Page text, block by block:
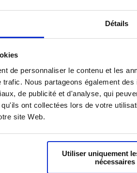
Détails
de personnaliser le contenu et les
Nous partageons également
de publicité et d'analyse, qui
ont collectées lors de votre
site Web.
Utiliser uniquement
nécessaires
du